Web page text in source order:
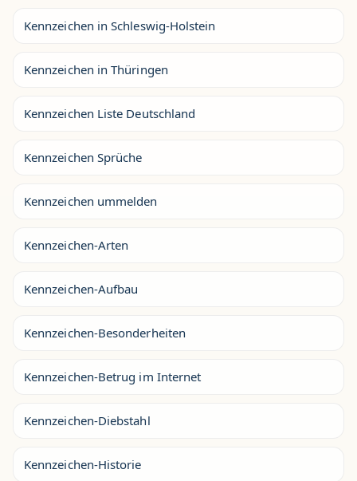
Kennzeichen in Schleswig-Holstein
Kennzeichen in Thüringen
Kennzeichen Liste Deutschland
Kennzeichen Sprüche
Kennzeichen ummelden
Kennzeichen-Arten
Kennzeichen-Aufbau
Kennzeichen-Besonderheiten
Kennzeichen-Betrug im Internet
Kennzeichen-Diebstahl
Kennzeichen-Historie